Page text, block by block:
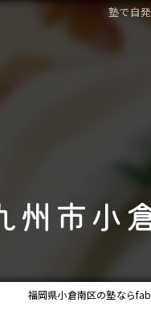
塾で自
市小
福岡県小倉南区の塾なら